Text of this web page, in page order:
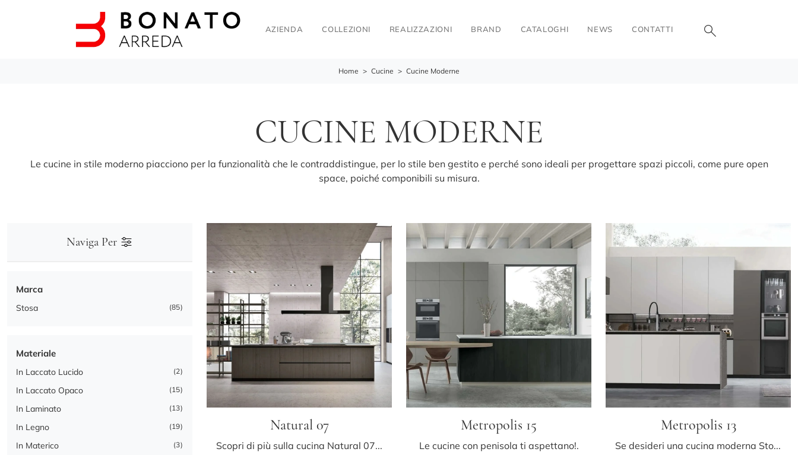
AZIENDA COLLEZIONI REALIZZAZIONI BRAND CATALOGHI NEWS CONTATTI
Home > Cucine > Cucine Moderne
CUCINE MODERNE
Le cucine in stile moderno piacciono per la funzionalità che le contraddistingue, per lo stile ben gestito e perché sono ideali per progettare spazi piccoli, come pure open
space, poiché componibili su misura.
Naviga Per
Marca
Stosa 85
Materiale
In Laccato Lucido 2
In Laccato Opaco 15
In Laminato 13
In Legno 19
In Materico 3
Natural 07
Scopri di più sulla cucina Natural 07 di Stosa: questa soluzione in laccato opaco sarà la scelta ideale per te!
Metropolis 15
Le cucine con penisola ti aspettano!.
Metropolis 13
Se desideri una cucina moderna Stosa, Metropolis 13 in Pet ti aspetta nel nostro negozio di Cucine Moderne con penisola.